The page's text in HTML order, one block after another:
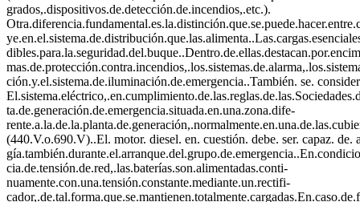
grados,.dispositivos.de.detección.de.incendios,.etc.).
ción.y.el.sistema.de.iluminación.de.emergencia..También. se.
ta.de.generación.de.emergencia.situada.en.una.zona.dife-
(440.V.o.690.V)..El. motor. diesel. en. cuestión. debe. ser. capaz.
cia.de.tensión.de.red,.las.baterías.son.alimentadas.conti-
nuamente.con.una.tensión.constante.mediante.un.rectifi-